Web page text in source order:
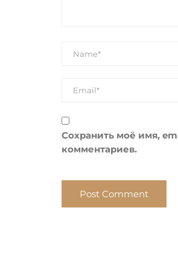
Сохранить моё имя,
комментариев.